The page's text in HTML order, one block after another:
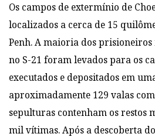
Os campos de extermínio de
localizados a cerca de 15
Penh. A maioria dos
no S-21 foram levados para os
executados e depositados em
aproximadamente 129 valas
sepulturas contenham os restos
mil vítimas. Após a descoberta